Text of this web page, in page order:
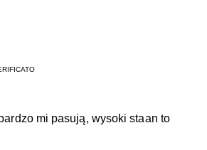
mi pasują, wysoki staan to